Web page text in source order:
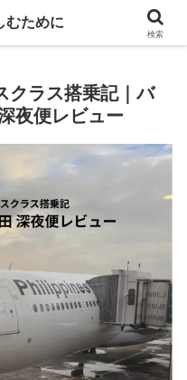
クラス搭乗記｜バ
夜便レビュー
むために
検索